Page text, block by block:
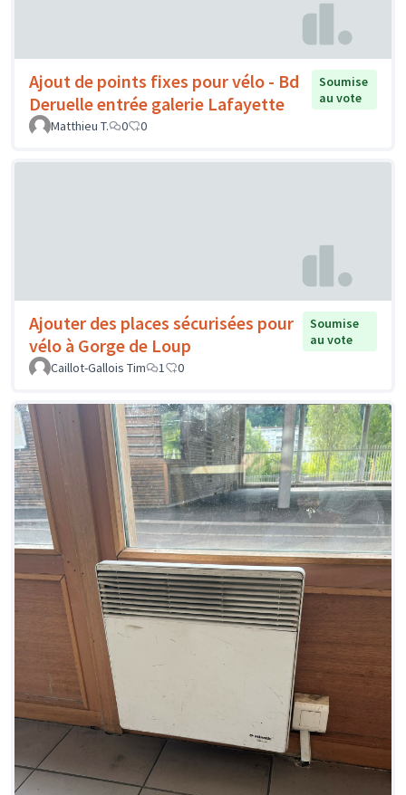
Ajout de points fixes pour vélo - Bd
Deruelle entrée galerie Lafayette
Soumise
au vote
Matthieu T.
0 0
Ajouter des places sécurisées pour
vélo à Gorge de Loup
Soumise
au vote
Caillot-Gallois Tim
1 0